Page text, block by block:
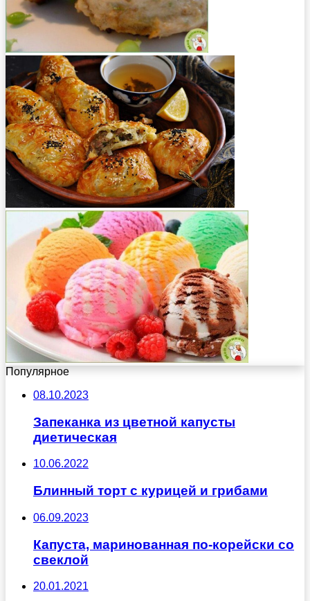
Популярное
08.10.2023
Запеканка из цветной капусты
диетическая
10.06.2022
Блинный торт с курицей и грибами
06.09.2023
Капуста, маринованная по-корейски со
свеклой
20.01.2021